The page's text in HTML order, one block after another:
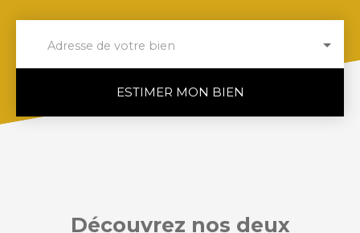
Adresse de votre bien
ESTIMER MON BIEN
Découvrez nos deux